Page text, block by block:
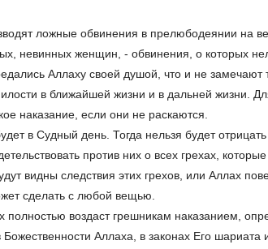
ложные обвинения в прелюбодеянии на
невинных женщин, - обвинения, о которых
Аллаху своей душой, что и не замечают
в ближайшей жизни и в дальней жизни.
наказание, если они не раскаются.
в Судный день. Тогда нельзя будет отрицать
против них о всех грехах,
видны следствия этих грехов, или Аллах
сделать с любой вещью.
полностью воздаст грешникам наказанием,
Божественности Аллаха, в законах Его шариата